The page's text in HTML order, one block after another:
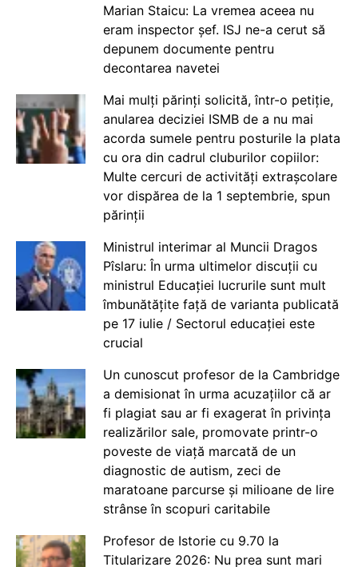
Marian Staicu: La vremea aceea nu
eram inspector șef. ISJ ne-a cerut să
depunem documente pentru
decontarea navetei
Mai mulți părinți solicită, într-o petiție,
anularea deciziei ISMB de a nu mai
acorda sumele pentru posturile la plata
cu ora din cadrul cluburilor copiilor:
Multe cercuri de activități extrașcolare
vor dispărea de la 1 septembrie, spun
părinții
Ministrul interimar al Muncii Dragos
Pîslaru: În urma ultimelor discuții cu
ministrul Educației lucrurile sunt mult
îmbunătățite față de varianta publicată
pe 17 iulie / Sectorul educației este
crucial
Un cunoscut profesor de la Cambridge
a demisionat în urma acuzațiilor că ar
fi plagiat sau ar fi exagerat în privința
realizărilor sale, promovate printr-o
poveste de viață marcată de un
diagnostic de autism, zeci de
maratoane parcurse și milioane de lire
strânse în scopuri caritabile
Profesor de Istorie cu 9.70 la
Titularizare 2026: Nu prea sunt mari